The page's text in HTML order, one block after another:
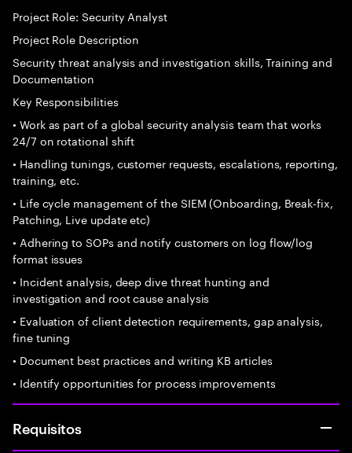
Project Role: Security Analyst
Project Role Description
Security threat analysis and investigation skills, Training and
Documentation
Key Responsibilities
• Work as part of a global security analysis team that works
24/7 on rotational shift
• Handling tunings, customer requests, escalations, reporting,
training, etc.
• Life cycle management of the SIEM (Onboarding, Break-fix,
Patching, Live update etc)
• Adhering to SOPs and notify customers on log flow/log
format issues
• Incident analysis, deep dive threat hunting and
investigation and root cause analysis
• Evaluation of client detection requirements, gap analysis,
fine tuning
• Document best practices and writing KB articles
• Identify opportunities for process improvements
Requisitos